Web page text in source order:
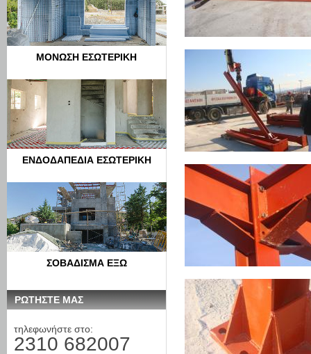
ΜΟΝΩΣΗ ΕΣΩΤΕΡΙΚΗ
ΕΝΔΟΔΑΠΕΔΙΑ ΕΣΩΤΕΡΙΚΗ
ΣΟΒΑΔΙΣΜΑ ΕΞΩ
ΡΩΤΗΣΤΕ ΜΑΣ
τηλεφωνήστε στο:
2310 682007